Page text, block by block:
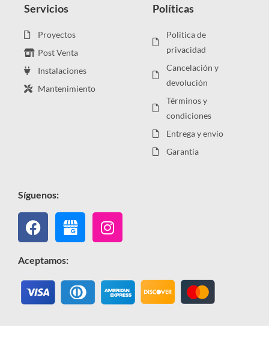
Servicios
Proyectos
Post Venta
Instalaciones
Mantenimiento
Políticas
Politica de
privacidad
Cancelación y
devolución
Términos y
condiciones
Entrega y envío
Garantía
Síguenos:
Facebook Instagram
Aceptamos: